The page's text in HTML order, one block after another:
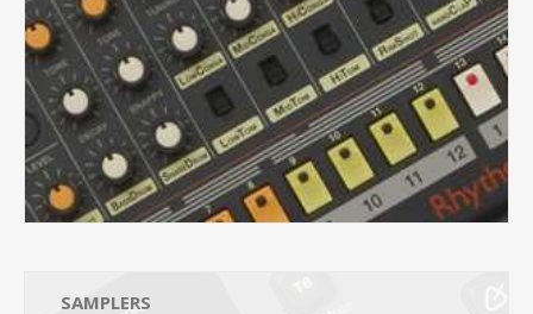
SAMPLERS